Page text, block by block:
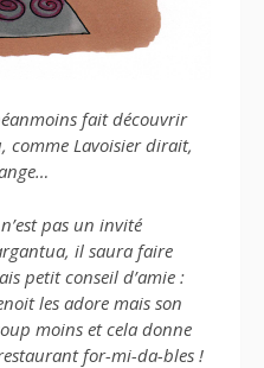
fait découvrir
comme Lavoisier dirait,
pas un invité
il saura faire
petit conseil d’amie :
les adore mais son
moins et cela donne
for-mi-da-bles !